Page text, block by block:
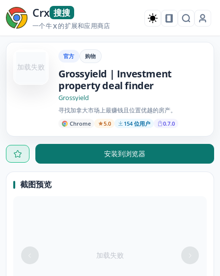
Crx 搜搜
一个牛X的扩展和应用商店
加载失败
官方 购物
Grossyield | Investment
property deal finder
Grossyield
寻找加拿大市场上最赚钱且位置优越的房产。
Chrome 5.0 154 位用户 0.7.0
安装到浏览器
截图预览
加载失败